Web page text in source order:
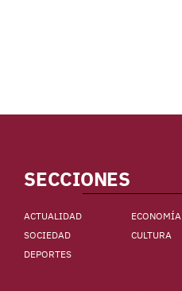
SECCIONES
ACTUALIDAD
ECONOMÍA
SOCIEDAD
CULTURA
DEPORTES